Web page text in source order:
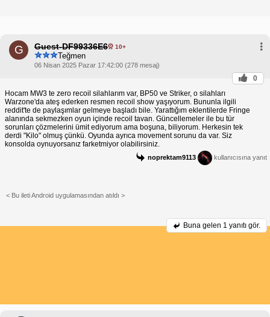
G Guest-DF99336E6 10+
Teğmen
06 Nisan 2025 Pazar 17:42:00 (278 mesaj)
0
Hocam MW3 te zero recoil silahlarım var, BP50 ve Striker, o silahları
Warzone'da ateş ederken resmen recoil show yaşıyorum. Bununla ilgili
reddit'te de paylaşımlar gelmeye başladı bile. Yarattığım eklentilerde Fringe
alanında sekmezken oyun içinde recoil tavan. Güncellemeler ile bu tür
sorunları çözmelerini ümit ediyorum ama boşuna, biliyorum. Herkesin tek
derdi "Kilo" olmuş çünkü. Oyunda ayrıca movement sorunu da var. Siz
konsolda oynuyorsanız farketmiyor olabilirsiniz.
noprektam9113 kullanıcısına yanıt
< Bu ileti Android uygulamasından atıldı >
Buna gelen 1 yanıtı gör.